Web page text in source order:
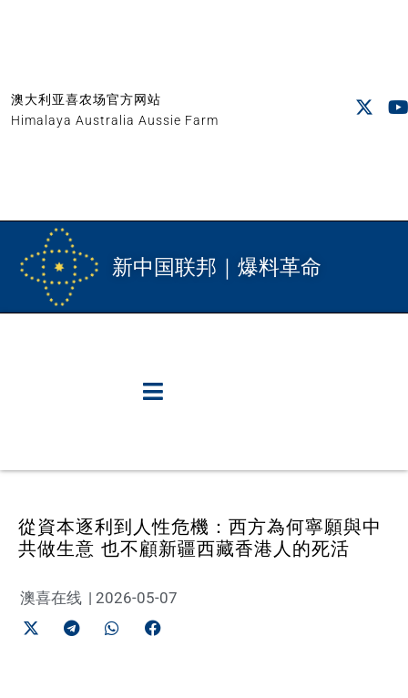
澳大利亚喜农场官方网站
Himalaya Australia Aussie Farm
新中国联邦｜爆料革命
從資本逐利到人性危機：西方為何寧願與中
共做生意 也不顧新疆西藏香港人的死活
澳喜在线 | 2026-05-07